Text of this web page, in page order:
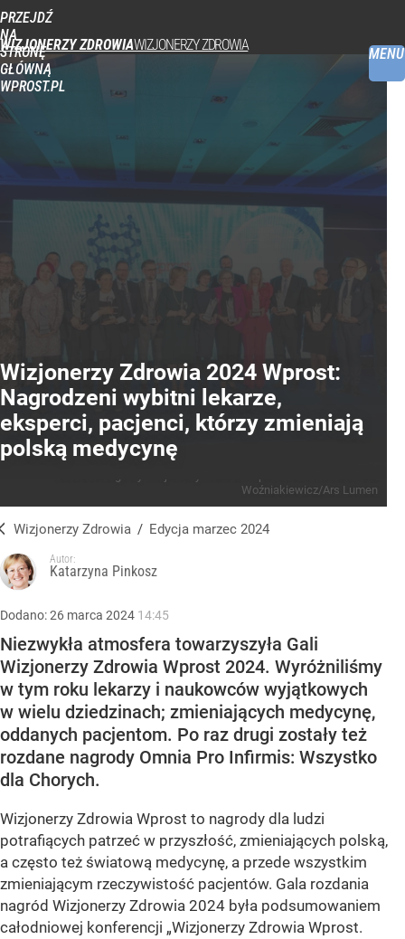
PRZEJDŹ
NA
STRONĘ
GŁÓWNĄ
WPROST.PL
WIZJONERZY ZDROWIA
MENU
Wizjonerzy Zdrowia 2024 Wprost:
Nagrodzeni wybitni lekarze,
eksperci, pacjenci, którzy zmieniają
polską medycynę
Woźniakiewicz/Ars Lumen
Wizjonerzy Zdrowia / Edycja marzec 2024
Autor:
Katarzyna Pinkosz
Dodano:26 marca 2024 14:45
Niezwykła atmosfera towarzyszyła Gali
Wizjonerzy Zdrowia Wprost 2024. Wyróżniliśmy
w tym roku lekarzy i naukowców wyjątkowych
w wielu dziedzinach; zmieniających medycynę,
oddanych pacjentom. Po raz drugi zostały też
rozdane nagrody Omnia Pro Infirmis: Wszystko
dla Chorych.
Wizjonerzy Zdrowia Wprost to nagrody dla ludzi
potrafiących patrzeć w przyszłość, zmieniających polską,
a często też światową medycynę, a przede wszystkim
zmieniającym rzeczywistość pacjentów. Gala rozdania
nagród Wizjonerzy Zdrowia 2024 była podsumowaniem
całodniowej konferencji „Wizjonerzy Zdrowia Wprost.